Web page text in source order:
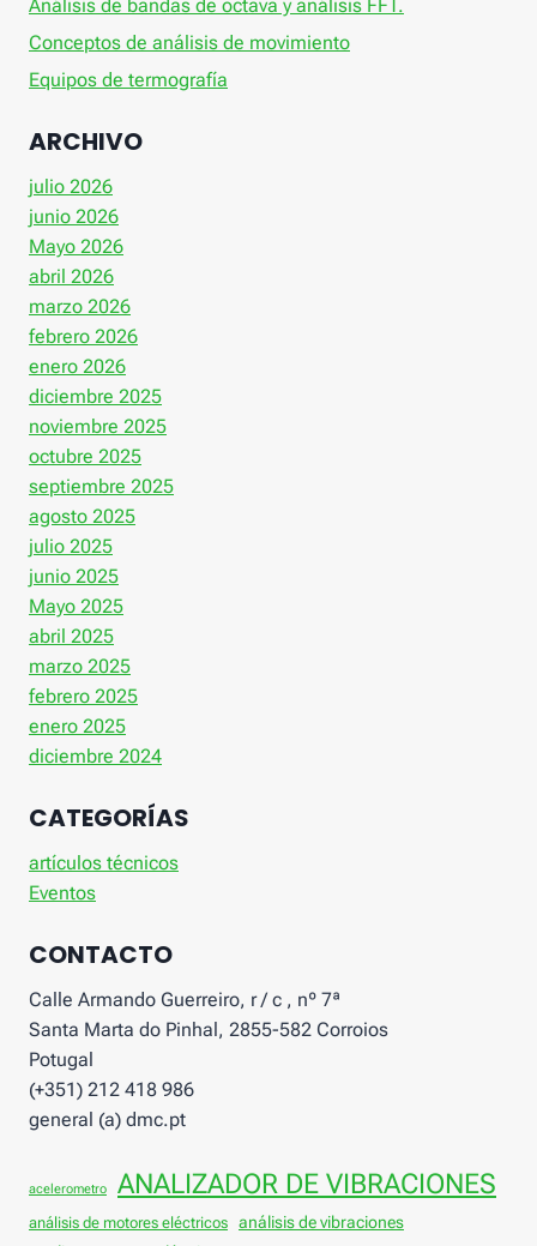
Análisis de bandas de octava y análisis FFT.
Conceptos de análisis de movimiento
Equipos de termografía
ARCHIVO
julio 2026
junio 2026
Mayo 2026
abril 2026
marzo 2026
febrero 2026
enero 2026
diciembre 2025
noviembre 2025
octubre 2025
septiembre 2025
agosto 2025
julio 2025
junio 2025
Mayo 2025
abril 2025
marzo 2025
febrero 2025
enero 2025
diciembre 2024
CATEGORÍAS
artículos técnicos
Eventos
CONTACTO
Calle Armando Guerreiro, r / c , nº 7ª
Santa Marta do Pinhal, 2855-582 Corroios
Potugal
(+351) 212 418 986
general (a) dmc.pt
acelerometro ANALIZADOR DE VIBRACIONES
análisis de motores eléctricos análisis de vibraciones